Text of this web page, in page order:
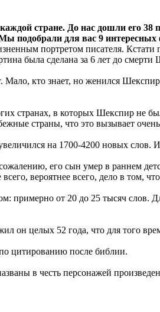
стране. До нас дошли его
подобрали для вас 9
портретом писателя. Кстати
была сделана за 6 лет до
кто знает, но женился
странах, в которых Шекспир не
страны, что это вызывает
на 1700-4200 новых слов.
его сын умер в раннем
вероятнее всего, дело в том,
примерно от 20 до 25 тысяч слов.
он целых 52 года, что для того
цитированию после библии.
в честь персонажей